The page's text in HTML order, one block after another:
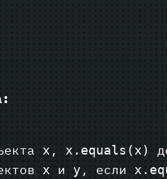
x , x.equals(x)
x и y , если